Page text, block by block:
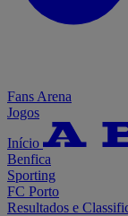
Fans Arena
Jogos
Início
Benfica
Sporting
FC Porto
Resultados e